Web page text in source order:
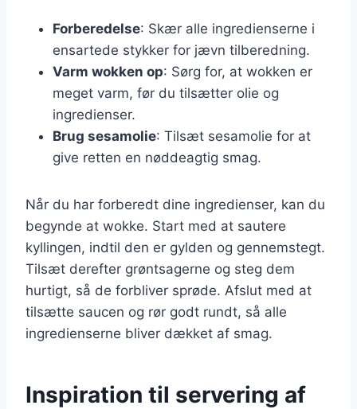
Forberedelse: Skær alle ingredienserne i
ensartede stykker for jævn tilberedning.
Varm wokken op: Sørg for, at wokken er
meget varm, før du tilsætter olie og
ingredienser.
Brug sesamolie: Tilsæt sesamolie for at
give retten en nøddeagtig smag.
Når du har forberedt dine ingredienser, kan du
begynde at wokke. Start med at sautere
kyllingen, indtil den er gylden og gennemstegt.
Tilsæt derefter grøntsagerne og steg dem
hurtigt, så de forbliver sprøde. Afslut med at
tilsætte saucen og rør godt rundt, så alle
ingredienserne bliver dækket af smag.
Inspiration til servering af